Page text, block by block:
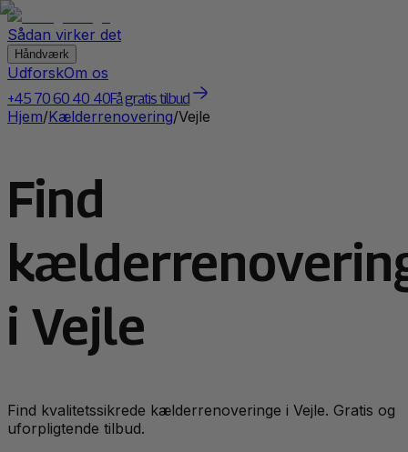
Sådan virker det
Håndværk
UdforskOm os
+45 70 60 40 40Få gratis tilbud
Hjem/Kælderrenovering/Vejle
Find
i Vejle
Find kvalitetssikrede kælderrenoveringe i Vejle. Gratis og
uforpligtende tilbud.